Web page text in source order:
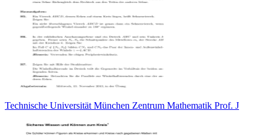
Technische Universität München Zentrum Mathematik Prof. J